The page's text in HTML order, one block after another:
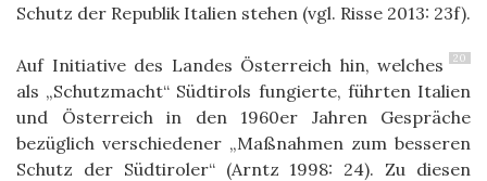
Schutz der Republik Italien stehen (vgl. Risse 2013: 23f).
20
Auf Initiative des Landes Österreich hin, welches
als „Schutzmacht“ Südtirols fungierte, führten Italien
und Österreich in den 1960er Jahren Gespräche
bezüglich verschiedener „Maßnahmen zum besseren
Schutz der Südtiroler“ (Arntz 1998: 24). Zu diesen